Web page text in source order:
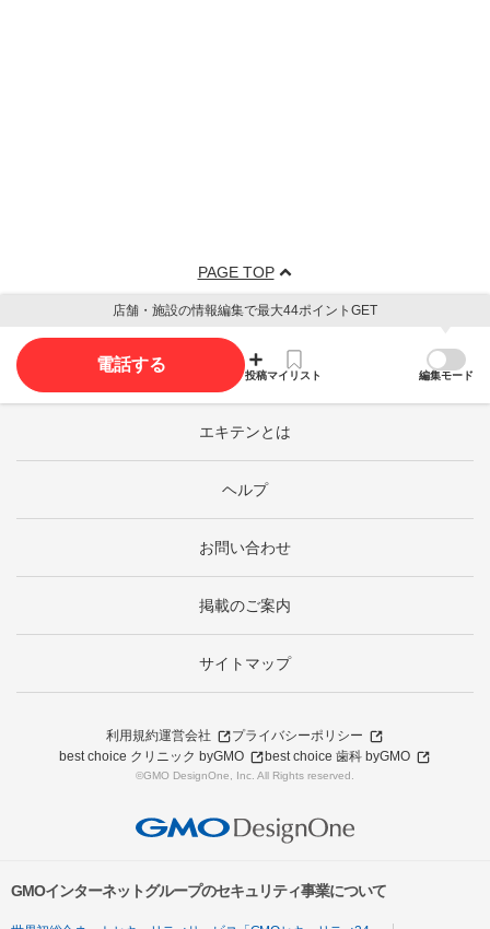
PAGE TOP
店舗・施設の情報編集で最大44ポイントGET
電話する
投稿マイリスト 編集モード
エキテンとは
ヘルプ
お問い合わせ
掲載のご案内
サイトマップ
利用規約運営会社
プライバシーポリシー
best choice クリニック byGMO
best choice 歯科 byGMO
©GMO DesignOne, Inc. All Rights reserved.
GMOインターネットグループのセキュリティ事業について